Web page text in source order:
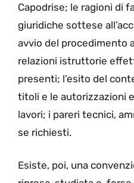
Capodrise; le ragioni di
giuridiche sottese
avvio del procedimento
relazioni istruttorie
presenti; l’esito del
titoli e le autorizzazioni
lavori; i pareri tecnici,
se richiesti.
Esiste, poi, una